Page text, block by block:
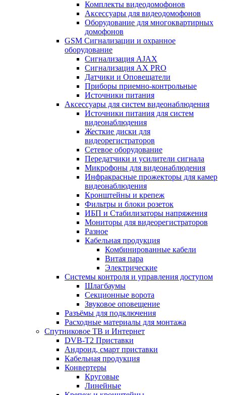
Комплекты видеодомофонов
Аксессуары для видеодомофонов
Оборудование для многоквартирных
домофонов
GSM Сигнализации и охранное
оборудование
Сигнализация AJAX
Сигнализация AX PRO
Датчики и Оповещатели
Приборы приемно-контрольные
Источники питания
Аксессуары для систем видеонаблюдения
Источники питания для систем
видеонаблюдения
Жесткие диски для
видеорегистраторов
Сетевое оборудование
Передатчики и усилители сигнала
Микрофоны для видеонаблюдения
Инфракрасные прожекторы для камер
видеонаблюдения
Кронштейны и крепеж
Фильтры и блоки розеток
ИБП и Стабилизаторы напряжения
Мониторы для видеорегистраторов
Разное
Кабельная продукция
Комбинированные кабели
Витая пара
Электрические
Системы контроля и управления доступом
Шлагбаумы
Секционные ворота
Звуковое оповещение
Разъёмы для подключения
Расходные материалы для монтажа
Спутниковое ТВ и Интернет
DVB-Т2 Приставки
Андроид, смарт приставки
Кабельная продукция
Конвертеры
Круговые
Линейные